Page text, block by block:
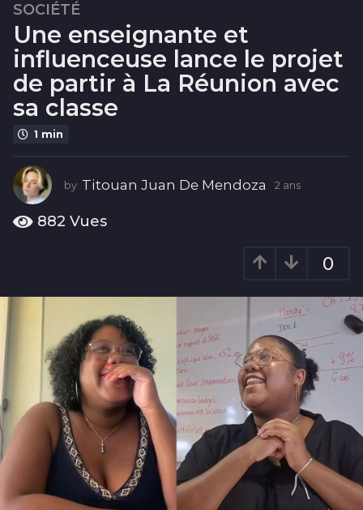
2
a
n
s
2
a
n
SOCIÉTÉ
Une enseignante et
influenceuse lance le projet
de partir à La Réunion avec
sa classe
1 min
by Titouan Juan De Mendoza 2 ans
882 Vues
0